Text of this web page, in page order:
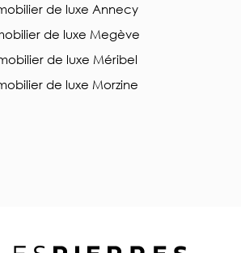
de luxe Annecy
de luxe Megève
de luxe Méribel
de luxe Morzine